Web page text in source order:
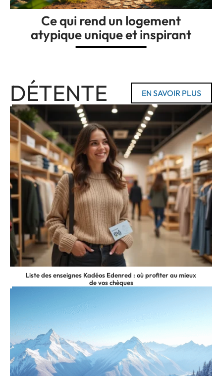
Ce qui rend un logement
atypique unique et inspirant
DÉTENTE EN SAVOIR PLUS
Liste des enseignes Kadéos Edenred : où profiter au mieux
de vos chèques